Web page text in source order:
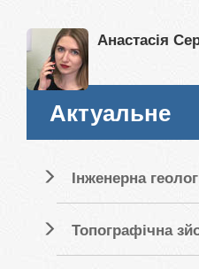
Анастасія
Актуальне
Інженерна
Топографічна